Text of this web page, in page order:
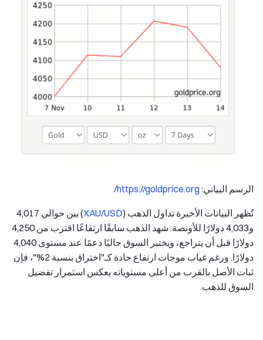
الرسم البياني:https://goldprice.org/
تُظهر البيانات الأخيرة تداول الذهب (XAU/USD
) بين حوالي 4,017
و4,033 دولارًا للأونصة. شهد الذهب سابقًا ارتفاعًا اقترب من 4,250
دولارًا قبل أن يتراجع، ويختبر السوق حاليًا دعمًا عند مستوى 4,040
دولارًا. ورغم غياب موجات ارتفاع حادة كـ"اختراق بنسبة 2%"، فإن
ثبات الأصل بالقرب من أعلى مستوياته يعكس استمرار تفضيل
السوق للذهب.